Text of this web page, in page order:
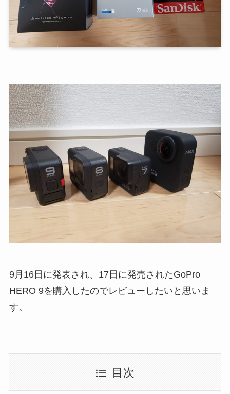
9月16日に発表され、17日に発売されたGoPro
HERO 9を購入したのでレビューしたいと思いま
す。
目次